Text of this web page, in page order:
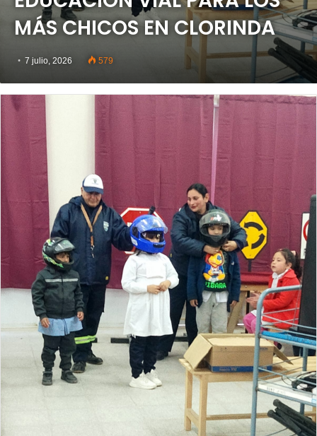
MÁS CHICOS EN CLORINDA
7 julio, 2026 579